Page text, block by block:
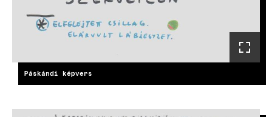
Páskándi képvers